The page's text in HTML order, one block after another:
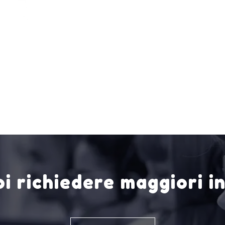
richiedere maggiori